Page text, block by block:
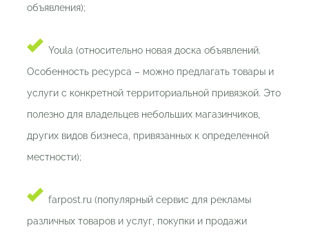
объявления);
Youla (относительно новая доска объявлений.
Особенность ресурса – можно предлагать товары и
услуги с конкретной территориальной привязкой. Это
полезно для владельцев небольших магазинчиков,
других видов бизнеса, привязанных к определенной
местности);
farpost.ru (популярный сервис для рекламы
различных товаров и услуг, покупки и продажи